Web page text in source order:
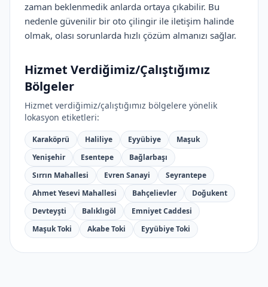
zaman beklenmedik anlarda ortaya çıkabilir. Bu
nedenle güvenilir bir oto çilingir ile iletişim halinde
olmak, olası sorunlarda hızlı çözüm almanızı sağlar.
Hizmet Verdiğimiz/Çalıştığımız
Bölgeler
Hizmet verdiğimiz/çalıştığımız bölgelere yönelik
lokasyon etiketleri:
Karaköprü Haliliye Eyyübiye
Maşuk
Yenişehir
Esentepe
Bağlarbaşı
Sırrın Mahallesi
Evren Sanayi
Seyrantepe
Ahmet Yesevi Mahallesi
Bahçelievler
Doğukent
Devteyşti
Balıklıgöl
Emniyet Caddesi
Maşuk Toki
Akabe Toki Eyyübiye Toki